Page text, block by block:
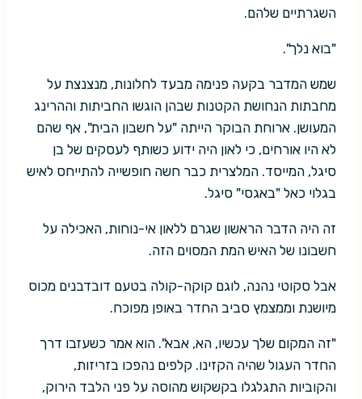
השגרתיים שלהם.
"בוא נלך".
שמש המדבר בקעה פנימה מבעד לחלונות, מנצנצת על
מחבתות הנחושת הקטנות שבהן הוגשו החביתות וההרינג
המעושן. ארוחת הבוקר הייתה "על חשבון הבית", אף שהם
לא היו אורחים, כי לאון היה ידוע כשותף לעסקים של בן
סיגל, המייסד. המלצרית כבר חשה חופשייה להתייחס לאיש
בגלוי כאל "באגסי" סיגל.
זה היה הדבר הראשון שגרם ללאון אי-נוחות, האכילה על
חשבונו של האיש המת המסוים הזה.
אבל סקוטי נהנה, לוגם קוקה-קולה בטעם דובדבנים מכוס
מיושנת וממצמץ סביב החדר באופן מפוכח.
"זה המקום שלך עכשיו, הא, אבא". הוא אמר כשעזבו דרך
החדר העגול שהיה הקזינו. קלפים נהפכו בזריזות,
והקוביות התגלגלו בקשקוש מהוסה על פני הלבד הירוק,